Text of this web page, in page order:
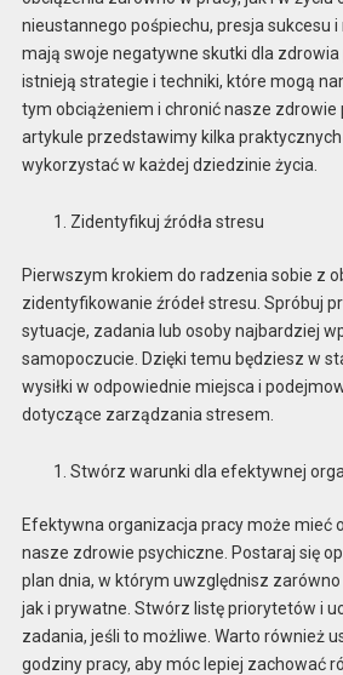
nieustannego pośpiechu, presja sukcesu
mają swoje negatywne skutki dla
istnieją strategie i techniki, które mogą
tym obciążeniem i chronić nasze zdrowie
artykule przedstawimy kilka
wykorzystać w każdej dziedzinie życia.
Zidentyfikuj źródła stresu
Pierwszym krokiem do radzenia sobie z
zidentyfikowanie źródeł stresu. Spróbuj
sytuacje, zadania lub osoby najbardziej
samopoczucie. Dzięki temu będziesz w
wysiłki w odpowiednie miejsca i
dotyczące zarządzania stresem.
Stwórz warunki dla efektywnej
Efektywna organizacja pracy może mieć
nasze zdrowie psychiczne. Postaraj się
plan dnia, w którym uwzględnisz
jak i prywatne. Stwórz listę priorytetów i
zadania, jeśli to możliwe. Warto również
godziny pracy, aby móc lepiej zachować